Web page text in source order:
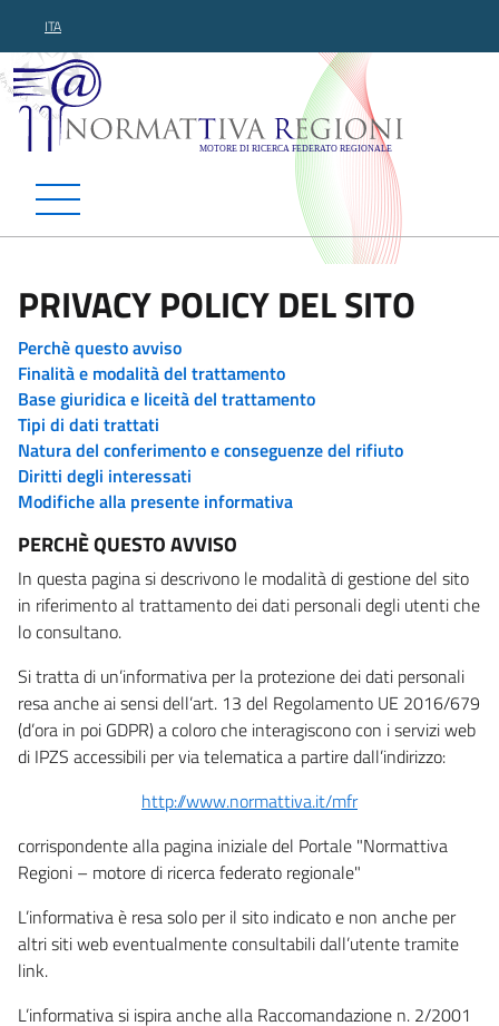
ITA
Normattiva Regioni -
PRIVACY POLICY DEL SITO
Perchè questo avviso
Finalità e modalità del trattamento
Base giuridica e liceità del trattamento
Tipi di dati trattati
Natura del conferimento e conseguenze del rifiuto
Diritti degli interessati
Modifiche alla presente informativa
PERCHÈ QUESTO AVVISO
In questa pagina si descrivono le modalità di gestione del sito
in riferimento al trattamento dei dati personali degli utenti che
lo consultano.
Si tratta di un’informativa per la protezione dei dati personali
resa anche ai sensi dell’art. 13 del Regolamento UE 2016/679
(d’ora in poi GDPR) a coloro che interagiscono con i servizi web
di IPZS accessibili per via telematica a partire dall’indirizzo:
http://www.normattiva.it/mfr
corrispondente alla pagina iniziale del Portale "Normattiva
Regioni – motore di ricerca federato regionale"
L’informativa è resa solo per il sito indicato e non anche per
altri siti web eventualmente consultabili dall’utente tramite
link.
L’informativa si ispira anche alla Raccomandazione n. 2/2001